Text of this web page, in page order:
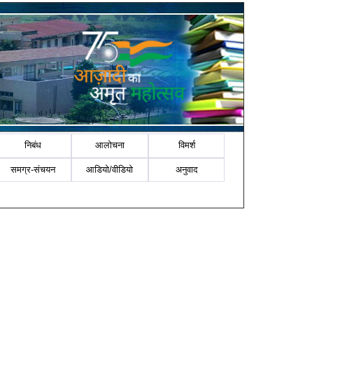
निबंध आलोचना विमर्श
समग्र-संचयन आडियो/वीडियो अनुवाद